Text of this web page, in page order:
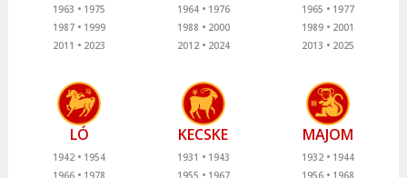
1963
1975
1987
1999
2011
2023
1964
1976
1988
2000
2012
2024
1965
1977
1989
2001
2013
2025
LÓ
1942
1954
KECSKE
1931
1943
MAJOM
1932
1944